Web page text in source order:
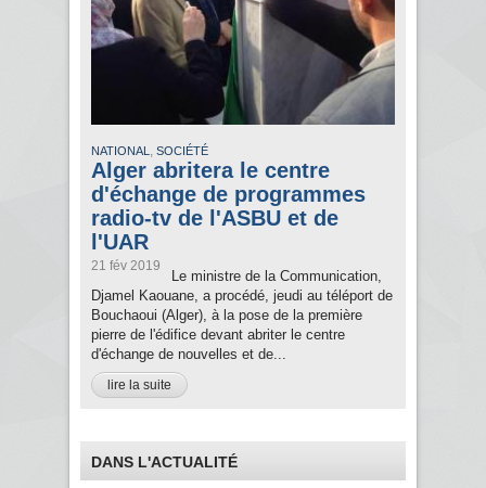
NATIONAL , SOCIÉTÉ
Alger abritera le centre
d'échange de programmes
radio-tv de l'ASBU et de
l'UAR
21 fév 2019
Le ministre de la Communication,
Djamel Kaouane, a procédé, jeudi au téléport de
Bouchaoui (Alger), à la pose de la première
pierre de l'édifice devant abriter le centre
d'échange de nouvelles et de...
lire la suite
DANS L'ACTUALITÉ